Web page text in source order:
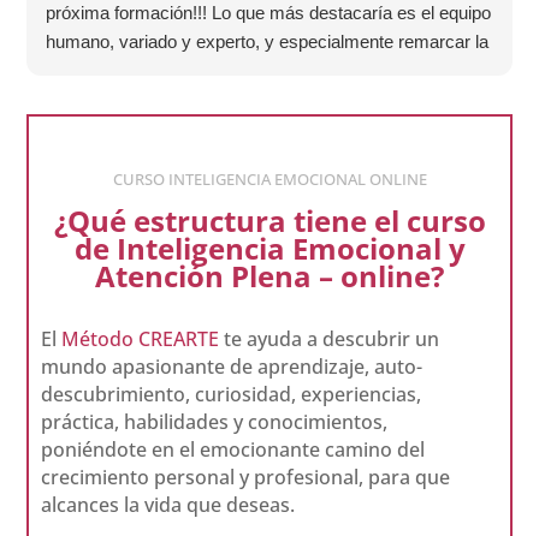
próxima formación!!! Lo que más destacaría es el equipo
humano, variado y experto, y especialmente remarcar la
gran liderazgo de Beatriz Ricondo!!!
CURSO INTELIGENCIA EMOCIONAL ONLINE
¿Qué estructura tiene el curso
de Inteligencia Emocional y
Atención Plena – online?
El Método CREARTE te ayuda a descubrir un
mundo apasionante de aprendizaje, auto-
descubrimiento, curiosidad, experiencias,
práctica, habilidades y conocimientos,
poniéndote en el emocionante camino del
crecimiento personal y profesional, para que
alcances la vida que deseas.